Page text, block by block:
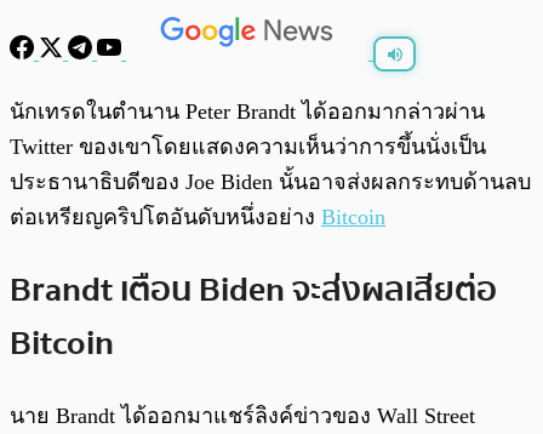
พร้อมเล่น 0:00 /
นักเทรดในตำนาน Peter Brandt ได้ออกมากล่าวผ่าน
Twitter ของเขาโดยแสดงความเห็นว่าการขึ้นนั่งเป็น
ประธานาธิบดีของ Joe Biden นั้นอาจส่งผลกระทบด้านลบ
ต่อเหรียญคริปโตอันดับหนึ่งอย่าง Bitcoin
Brandt เตือน Biden จะส่งผลเสียต่อ
Bitcoin
นาย Brandt ได้ออกมาแชร์ลิงค์ข่าวของ Wall Street